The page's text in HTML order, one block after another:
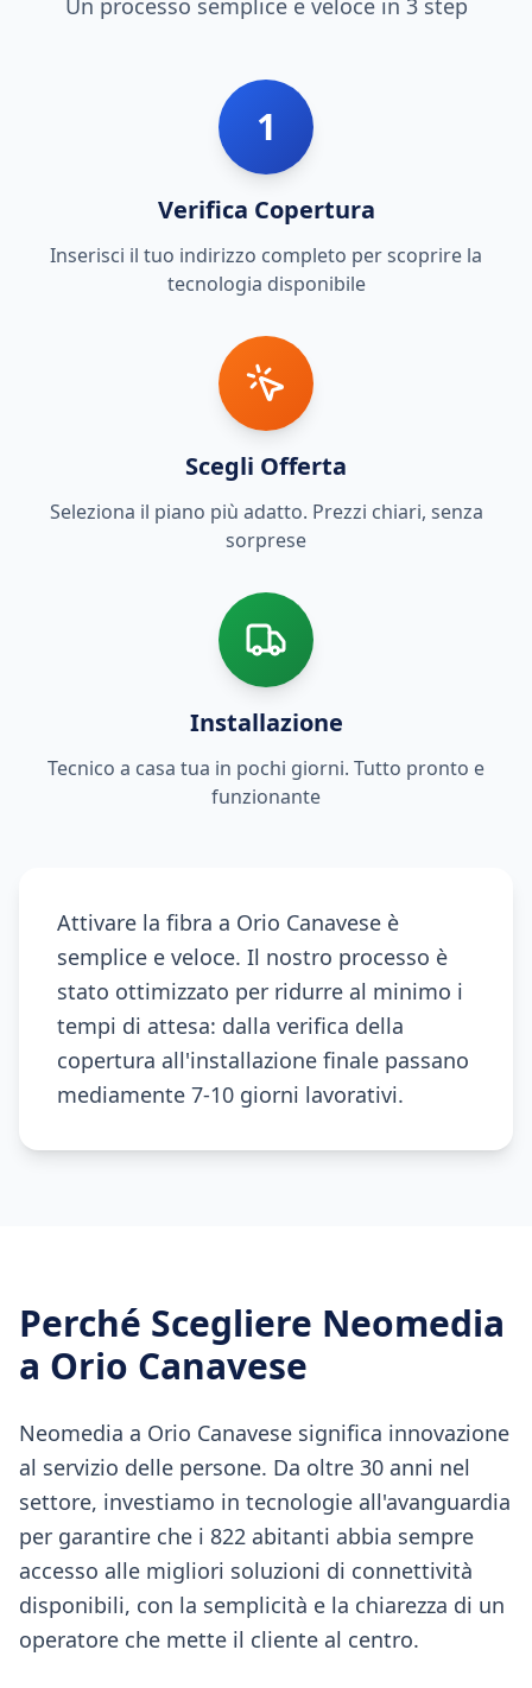
Un processo semplice e veloce in 3 step
1
Verifica Copertura
Inserisci il tuo indirizzo completo per scoprire la
tecnologia disponibile
Scegli Offerta
Seleziona il piano più adatto. Prezzi chiari, senza
sorprese
Installazione
Tecnico a casa tua in pochi giorni. Tutto pronto e
funzionante
Attivare la fibra a Orio Canavese è
semplice e veloce. Il nostro processo è
stato ottimizzato per ridurre al minimo i
tempi di attesa: dalla verifica della
copertura all'installazione finale passano
mediamente 7-10 giorni lavorativi.
Perché Scegliere Neomedia
a Orio Canavese
Neomedia a Orio Canavese significa innovazione
al servizio delle persone. Da oltre 30 anni nel
settore, investiamo in tecnologie all'avanguardia
per garantire che i 822 abitanti abbia sempre
accesso alle migliori soluzioni di connettività
disponibili, con la semplicità e la chiarezza di un
operatore che mette il cliente al centro.